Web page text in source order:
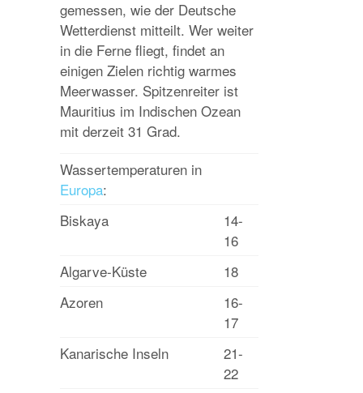
gemessen, wie der Deutsche
Wetterdienst mitteilt. Wer weiter
in die Ferne fliegt, findet an
einigen Zielen richtig warmes
Meerwasser. Spitzenreiter ist
Mauritius im Indischen Ozean
mit derzeit 31 Grad.
Wassertemperaturen in
Europa:
Biskaya
14-
16
Algarve-Küste
18
Azoren
16-
17
Kanarische Inseln
21-
22